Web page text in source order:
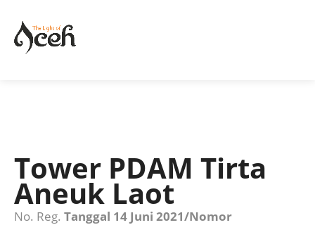
Tower PDAM Tirta
Aneuk Laot
No. Reg. Tanggal 14 Juni 2021/Nomor